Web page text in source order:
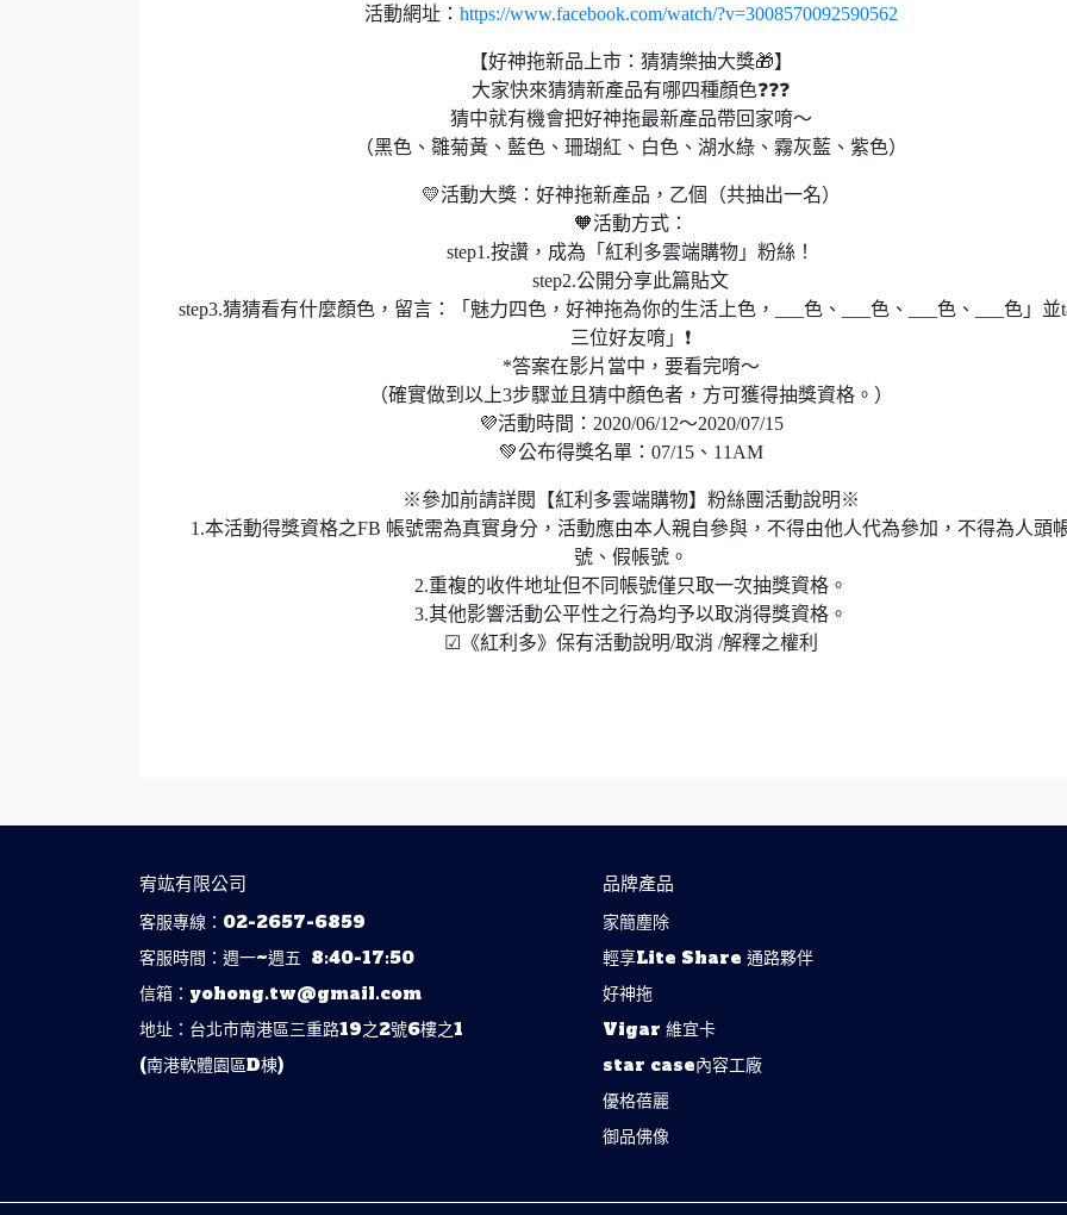
活動網址： https://www.facebook.com/watch/?v=3008570092590562
【好神拖新品上市：猜猜樂抽大獎🎁】
大家快來猜猜新產品有哪四種顏色❓❓❓
猜中就有機會把好神拖最新產品帶回家唷～
（黑色、雛菊黃、藍色、珊瑚紅、白色、湖水綠、霧灰藍、紫色）
💛活動大獎：好神拖新產品，乙個（共抽出一名）
🧡活動方式：
step1.按讚，成為「紅利多雲端購物」粉絲！
step2.公開分享此篇貼文
step3.猜猜看有什麼顏色，留言：「魅力四色，好神拖為你的生活上色，___色、___色、___色、___色」並
三位好友唷」❗
*答案在影片當中，要看完唷～
（確實做到以上3步驟並且猜中顏色者，方可獲得抽獎資格。）
💜活動時間：2020/06/12～2020/07/15
💚公布得獎名單：07/15、11AM
※參加前請詳閱【紅利多雲端購物】粉絲團活動說明※
1.本活動得獎資格之FB 帳號需為真實身分，活動應由本人親自參與，不得由他人代為參加，不得為人頭
號、假帳號。
2.重複的收件地址但不同帳號僅只取一次抽獎資格。
3.其他影響活動公平性之行為均予以取消得獎資格。
☑《紅利多》保有活動說明/取消 /解釋之權利
宥竑有限公司
客服專線：02-2657-6859
客服時間：週一~週五  8:40-17:50
信箱：yohong.tw@gmail.com
地址：台北市南港區三重路19之2號6樓之1
(南港軟體園區D棟)
品牌產品
家簡塵除
輕享Lite Share 通路夥伴
好神拖
Vigar 維宜卡
star case內容工廠
優格蓓麗
御品佛像